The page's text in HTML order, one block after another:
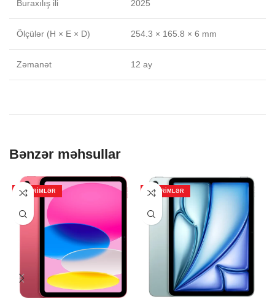
Buraxılış ili 2025
Ölçülər (H × E × D) 254.3 × 165.8 × 6 mm
Zəmanət 12 ay
Bənzər məhsullar
ENDIRIMLƏR ENDIRIMLƏR